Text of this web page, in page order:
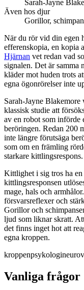
Sarah-Jayne
Även hos djur
Gorillor,
När du rör vid din egen
efferenskopia, en kopia
Hjärnan vet redan vad
signalen. Det är samma
kläder mot huden trots
egna ögonrörelser inte
Sarah-Jayne
klassisk studie att
av en robot som införde
beröringen. Redan 200
inte längre förutsäga
som om en främling
starkare kittlingsrespons.
Kittlighet i sig tros ha
kittlingsresponsen
mage, hals och
försvarsreflexer och
Gorillor och
ljud som liknar skratt.
det finns inget hot att
egna kroppen.
kroppenpsykologi
Vanliga frågor